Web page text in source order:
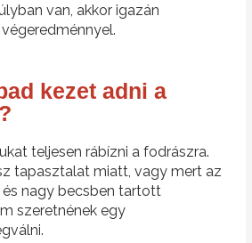
van, akkor igazán
kezet adni a
teljesen rábízni a fodrászra.
tapasztalat miatt, vagy mert az
nagy becsben tartott
szeretnének egy